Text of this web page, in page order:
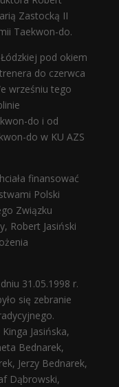
Zastocką II
Taekwon-do.
pod okiem
do czerwca
wrześniu tego
do i od
do w KU AZS
finansować
Polski
Związku
Robert Jasiński
31.05.1998 r.
się zebranie
Jasińska,
Bednarek,
Jerzy Bednarek,
Dąbrowski,